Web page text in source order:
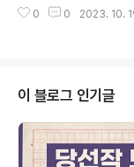
카메라, 핸드폰 등으로 ..
3. 11. 08(수) ( 인스타그
선청소기 - 최우수상(2명)
습기 - 우수상(3명) : 필립
: 롯데백화점 상품권 5만
다 토스터기 - 최우수상(1
가습기 - 우수상(2..
0 0 2023. 10.
이 블로그 인기글